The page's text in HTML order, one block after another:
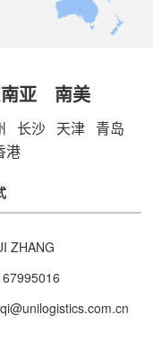
亚 南美
长沙 天津 青岛
港
ZHANG